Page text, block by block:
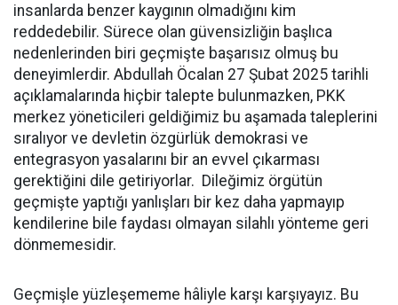
insanlarda benzer kaygının olmadığını kim
reddedebilir. Sürece olan güvensizliğin başlıca
nedenlerinden biri geçmişte başarısız olmuş bu
deneyimlerdir. Abdullah Öcalan 27 Şubat 2025 tarihli
açıklamalarında hiçbir talepte bulunmazken, PKK
merkez yöneticileri geldiğimiz bu aşamada taleplerini
sıralıyor ve devletin özgürlük demokrasi ve
entegrasyon yasalarını bir an evvel çıkarması
gerektiğini dile getiriyorlar. Dileğimiz örgütün
geçmişte yaptığı yanlışları bir kez daha yapmayıp
kendilerine bile faydası olmayan silahlı yönteme geri
dönmemesidir.
Geçmişle yüzleşememe hâliyle karşı karşıyayız. Bu